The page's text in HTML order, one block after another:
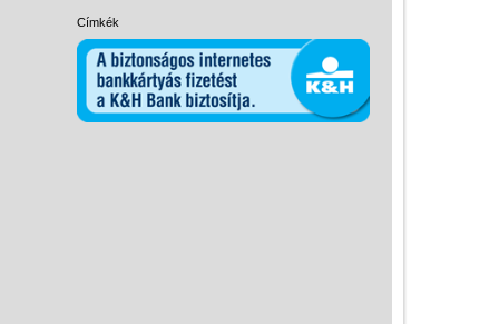
Címkék
Papírszínház
Pixelhobby